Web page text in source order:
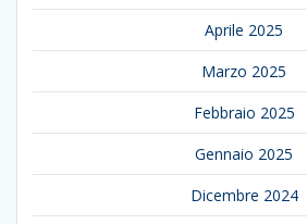
Aprile 2025
Marzo 2025
Febbraio 2025
Gennaio 2025
Dicembre 2024